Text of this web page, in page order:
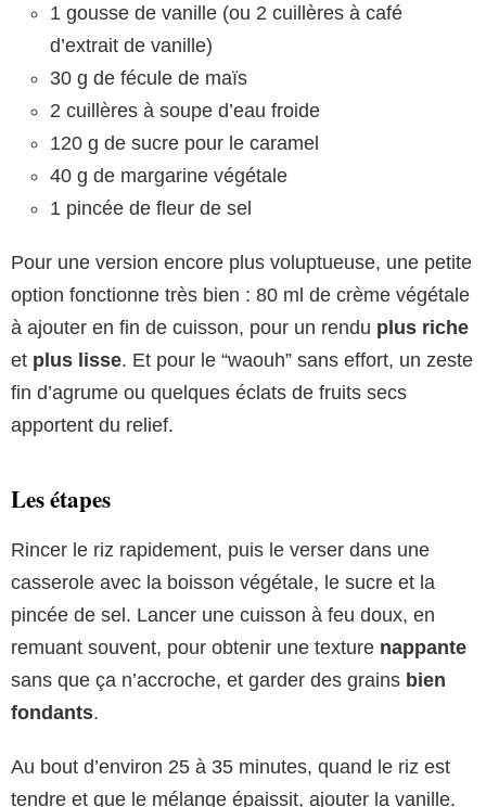
1 gousse de vanille (ou 2 cuillères à café
d’extrait de vanille)
30 g de fécule de maïs
2 cuillères à soupe d’eau froide
120 g de sucre pour le caramel
40 g de margarine végétale
1 pincée de fleur de sel
Pour une version encore plus voluptueuse, une petite
option fonctionne très bien : 80 ml de crème végétale
à ajouter en fin de cuisson, pour un rendu plus riche
et plus lisse. Et pour le “waouh” sans effort, un zeste
fin d’agrume ou quelques éclats de fruits secs
apportent du relief.
Les étapes
Rincer le riz rapidement, puis le verser dans une
casserole avec la boisson végétale, le sucre et la
pincée de sel. Lancer une cuisson à feu doux, en
remuant souvent, pour obtenir une texture nappante
sans que ça n’accroche, et garder des grains bien
fondants.
Au bout d’environ 25 à 35 minutes, quand le riz est
tendre et que le mélange épaissit, ajouter la vanille.